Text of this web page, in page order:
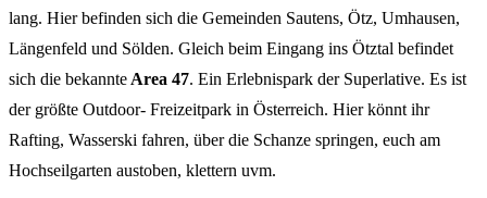
lang. Hier befinden sich die Gemeinden Sautens, Ötz, Umhausen,
Längenfeld und Sölden. Gleich beim Eingang ins Ötztal befindet
sich die bekannte Area 47. Ein Erlebnispark der Superlative. Es ist
der größte Outdoor- Freizeitpark in Österreich. Hier könnt ihr
Rafting, Wasserski fahren, über die Schanze springen, euch am
Hochseilgarten austoben, klettern uvm.